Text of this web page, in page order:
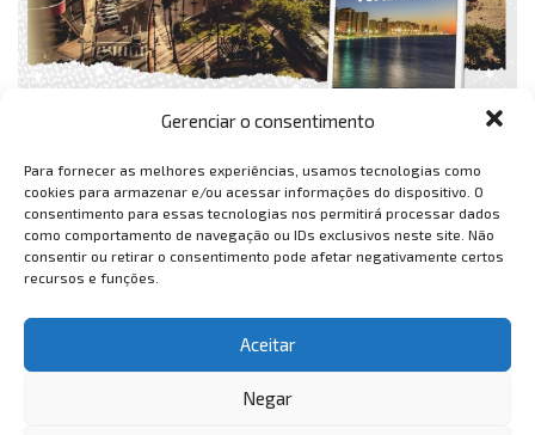
Gerenciar o consentimento
Para fornecer as melhores experiências, usamos tecnologias como
cookies para armazenar e/ou acessar informações do dispositivo. O
consentimento para essas tecnologias nos permitirá processar dados
como comportamento de navegação ou IDs exclusivos neste site. Não
consentir ou retirar o consentimento pode afetar negativamente certos
recursos e funções.
Aceitar
Negar